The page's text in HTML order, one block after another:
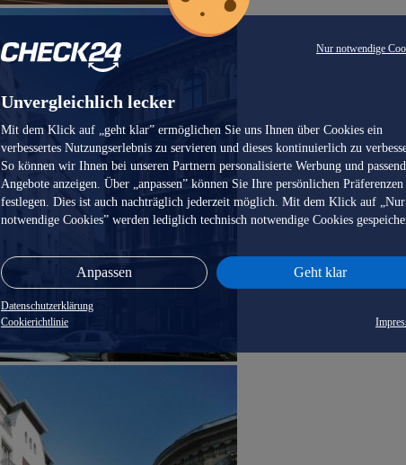
Nur notwendige
Unvergleichlich lecker
Mit dem Klick auf „geht klar” ermöglichen Sie uns Ihnen über Cookies ein
verbessertes Nutzungserlebnis zu servieren und dieses kontinuierlich zu
So können wir Ihnen bei unseren Partnern personalisierte Werbung und
Angebote anzeigen. Über „anpassen” können Sie Ihre persönlichen Präferenzen
festlegen. Dies ist auch nachträglich jederzeit möglich. Mit dem Klick auf „Nur
notwendige Cookies” werden lediglich technisch notwendige Cookies
Anpassen Geht klar
Datenschutzerklärung
Cookierichtlinie